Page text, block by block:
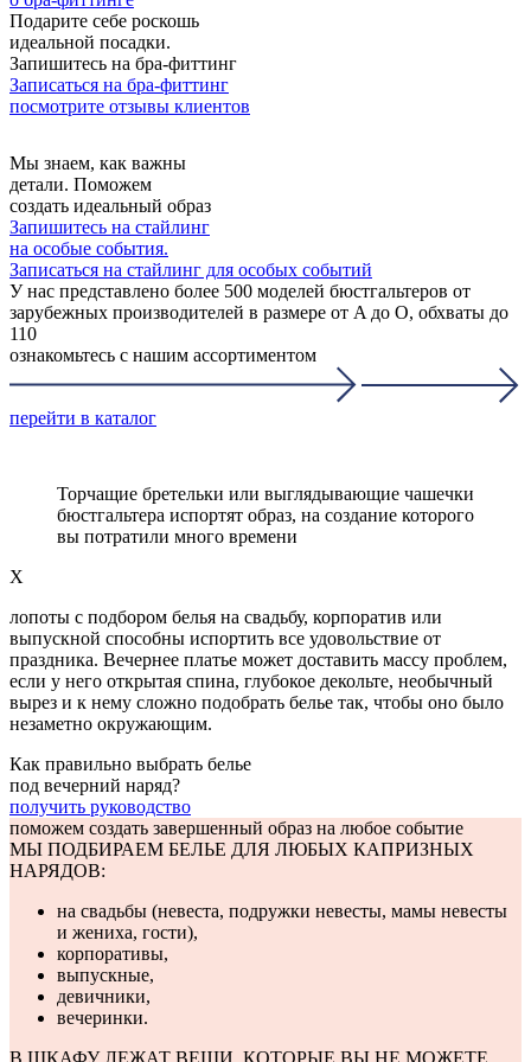
Подарите себе роскошь
идеальной посадки.
Запишитесь на бра-фиттинг
Записаться на бра-фиттинг
посмотрите отзывы клиентов
Мы знаем, как важны
детали. Поможем
создать идеальный образ
Запишитесь на стайлинг
на особые события.
Записаться на стайлинг для особых событий
У нас представлено более 500 моделей бюстгальтеров от
зарубежных производителей в размере от A до O, обхваты до
110
ознакомьтесь с нашим ассортиментом
перейти в каталог
Торчащие бретельки или выглядывающие чашечки
бюстгальтера испортят образ, на создание которого
вы потратили много времени
Х
лопоты с подбором белья на свадьбу, корпоратив или
выпускной способны испортить все удовольствие от
праздника. Вечернее платье может доставить массу проблем,
если у него открытая спина, глубокое декольте, необычный
вырез и к нему сложно подобрать белье так, чтобы оно было
незаметно окружающим.
Как правильно выбрать белье
под вечерний наряд?
получить руководство
поможем создать завершенный образ на любое событие
МЫ ПОДБИРАЕМ БЕЛЬЕ ДЛЯ ЛЮБЫХ КАПРИЗНЫХ
НАРЯДОВ:
на свадьбы (невеста, подружки невесты, мамы невесты
и жениха, гости),
корпоративы,
выпускные,
девичники,
вечеринки.
В ШКАФУ ЛЕЖАТ ВЕЩИ, КОТОРЫЕ ВЫ НЕ МОЖЕТЕ